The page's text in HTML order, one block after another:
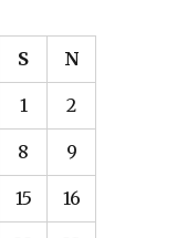
S N
1 2
8 9
15 16